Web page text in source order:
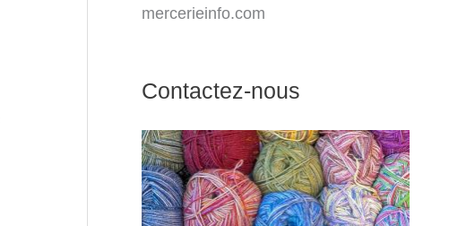
mercerieinfo.com
Contactez-nous